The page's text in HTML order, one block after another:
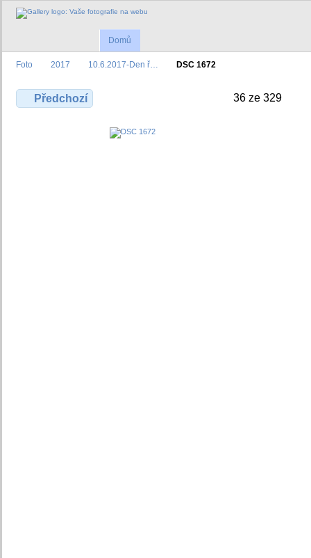
Domů
Foto 2017 10.6.2017-Den ř… DSC 1672
Předchozí 36 ze 329